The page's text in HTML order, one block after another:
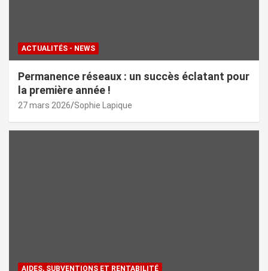
ACTUALITÉS - NEWS
Permanence réseaux : un succès éclatant pour
la première année !
27 mars 2026 Sophie Lapique
AIDES, SUBVENTIONS ET RENTABILITÉ